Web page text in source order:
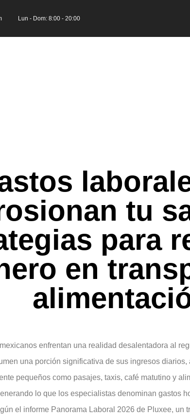
Lun - Dom: 8:00 - 20:00
tu
para
en
enfrentan una realidad desalentadora al
una porción significativa de sus ingresos
pequeños como pasajes, taxis, café matutino y
lo que los especialistas denominan gastos
el informe Panorama Laboral 2026 de Pluxee, un